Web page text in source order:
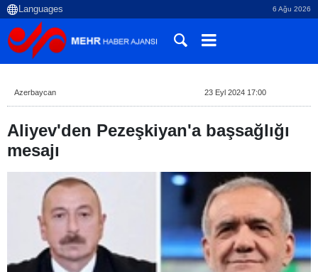
6 Ağu 2026
Azerbaycan 23 Eyl 2024 17:00
Aliyev'den Pezeşkiyan'a başsağlığı
mesajı